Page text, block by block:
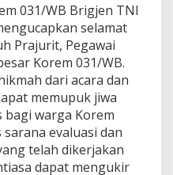
031/WB Brigjen TNI
selamat
Prajurit, Pegawai
Korem 031/WB.
dari acara dan
memupuk jiwa
warga Korem
evaluasi dan
telah dikerjakan
dapat mengukir